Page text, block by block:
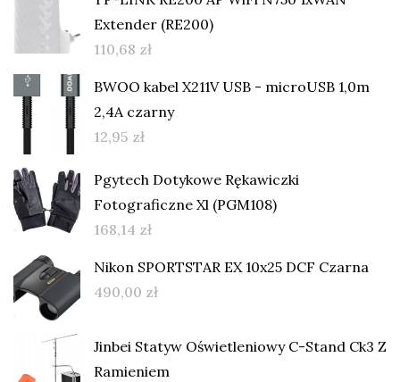
Extender (RE200)
110,68 zł
BWOO kabel X211V USB - microUSB 1,0m
2,4A czarny
12,95 zł
Pgytech Dotykowe Rękawiczki
Fotograficzne Xl (PGM108)
168,14 zł
Nikon SPORTSTAR EX 10x25 DCF Czarna
490,00 zł
Jinbei Statyw Oświetleniowy C-Stand Ck3 Z
Ramieniem